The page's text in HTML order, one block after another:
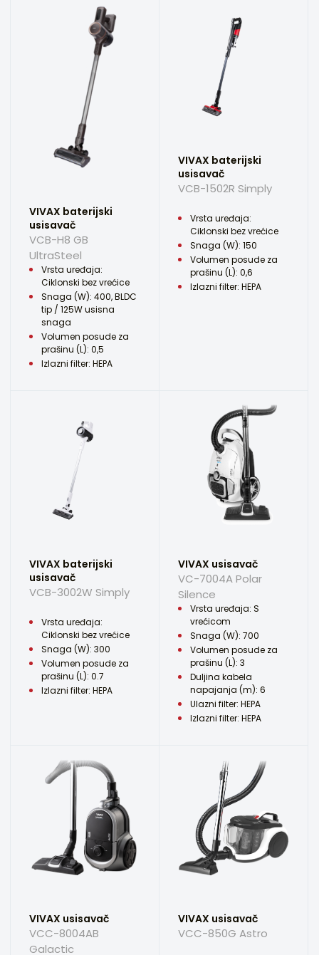
VIVAX baterijski
usisavač
VCB-H8 GB
UltraSteel
Vrsta uređaja:
Ciklonski bez vrećice
Snaga (W): 400, BLDC
tip / 125W usisna
snaga
Volumen posude za
prašinu (L): 0,5
Izlazni filter: HEPA
VIVAX baterijski
usisavač
VCB-1502R Simply
Vrsta uređaja:
Ciklonski bez vrećice
Snaga (W): 150
Volumen posude za
prašinu (L): 0,6
Izlazni filter: HEPA
VIVAX baterijski
usisavač
VCB-3002W Simply
Vrsta uređaja:
Ciklonski bez vrećice
Snaga (W): 300
Volumen posude za
prašinu (L): 0.7
Izlazni filter: HEPA
VIVAX usisavač
VC-7004A Polar
Silence
Vrsta uređaja: S
vrećicom
Snaga (W): 700
Volumen posude za
prašinu (L): 3
Duljina kabela
napajanja (m): 6
Ulazni filter: HEPA
Izlazni filter: HEPA
VIVAX usisavač
VCC-8004AB
Galactic
VIVAX usisavač
VCC-850G Astro